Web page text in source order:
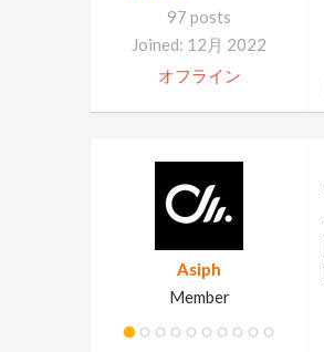
97 posts
Joined: 12月 2022
オフライン
Asiph
Member